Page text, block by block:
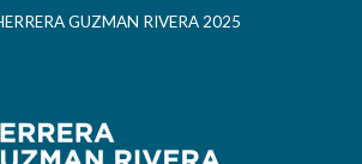
GUZMAN RIVERA 2025